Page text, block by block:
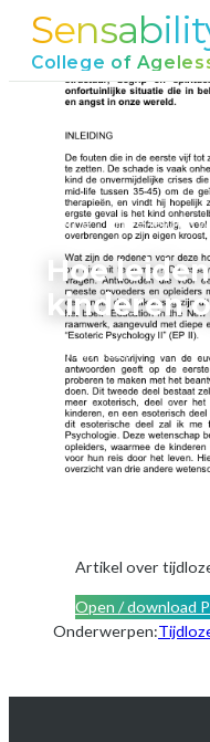
naar
College of
Home › Hoe leiden
Hoe
kinderen
juni 17, 2026
Artikel over
Open / download
Onderwerpen: